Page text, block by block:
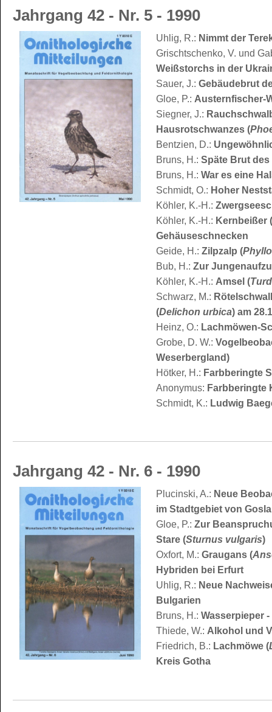
Jahrgang 42 - Nr. 5 - 1990
Uhlig, R.: Nimmt der
Grischtschenko, V. und
Weißstorchs in der
Sauer, J.: Gebäudebrut
Gloe, P.: Austernfischer-
Siegner, J.:
Hausrotschwanzes (
Bentzien, D.:
Bruns, H.: Späte Brut
Bruns, H.: War es eine
Schmidt, O.: Hoher
Köhler, K.-H.:
Köhler, K.-H.: Kernbeißer (
Gehäuseschnecken
Geide, H.: Zilpzalp (
Bub, H.: Zur
Köhler, K.-H.: Amsel (
Schwarz, M.:
(Delichon urbica) am
Heinz, O.: Lachmöwen-
Grobe, D. W.:
Weserbergland)
Hötker, H.: Farbberingte
Anonymus: Farbberingte
Schmidt, K.: Ludwig
Jahrgang 42 - Nr. 6 - 1990
Plucinski, A.: Neue
im Stadtgebiet von
Gloe, P.: Zur
Stare (Sturnus vulgaris)
Oxfort, M.: Graugans (
Hybriden bei Erfurt
Uhlig, R.: Neue
Bulgarien
Bruns, H.: Wasserpieper
Thiede, W.: Alkohol und
Friedrich, B.: Lachmöwe (
Kreis Gotha